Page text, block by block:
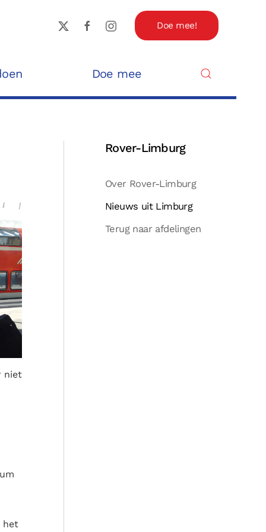
Doe mee!
Doe mee
niet
het
Rover-Limburg
Over Rover-Limburg
Nieuws uit Limburg
Terug naar afdelingen